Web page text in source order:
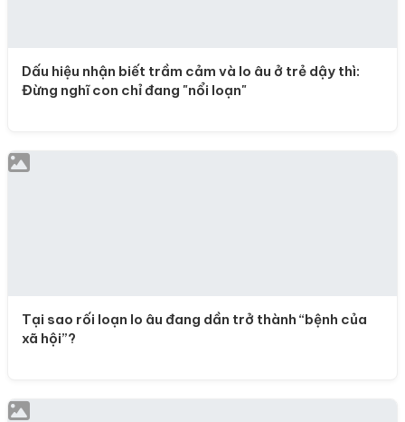
Dấu hiệu nhận biết trầm cảm và lo âu ở trẻ dậy thì:
Đừng nghĩ con chỉ đang "nổi loạn"
Tại sao rối loạn lo âu đang dần trở thành “bệnh của
xã hội”?